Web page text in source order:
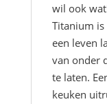
wil ook
Titanium
een leven
van onder
te laten.
keuken